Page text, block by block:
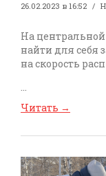
26.02.2023 в 16:52
На
найти для себя
на скорость
...
Читать →